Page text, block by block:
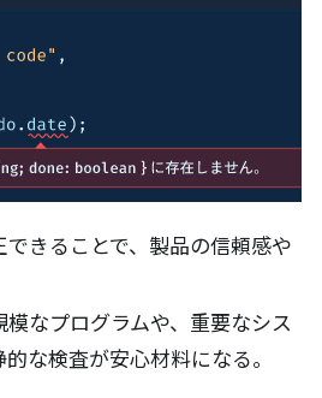
きることで、製品の信頼感や
なプログラムや、重要なシス
な検査が安心材料になる。